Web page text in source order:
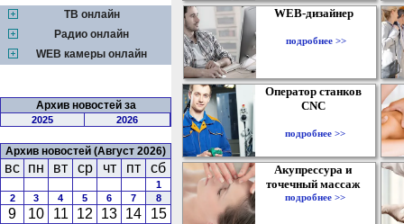
ТВ онлайн
Радио онлайн
WEB камеры онлайн
Архив новостей за
2025 2026
Архив новостей (Август 2026)
вс пн вт ср чт пт сб
1
2
3 4 5 6 7 8
9 10 11 12 13 14
15
WEB-дизайнер
подробнее >>
Оператор станков
CNC
подробнее >>
Акупрессура и
точечный массаж
подробнее >>